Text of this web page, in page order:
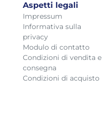
Aspetti legali
Impressum
Informativa sulla
privacy
Modulo di contatto
Condizioni di vendita e
consegna
Condizioni di acquisto